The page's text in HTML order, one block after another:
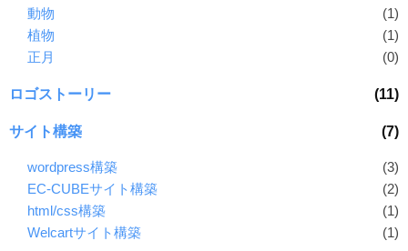
動物
(1)
植物
(1)
正月
(0)
ロゴストーリー (11)
サイト構築 (7)
wordpress構築
(3)
EC-CUBEサイト構築
(2)
html/css構築
(1)
Welcartサイト構築
(1)